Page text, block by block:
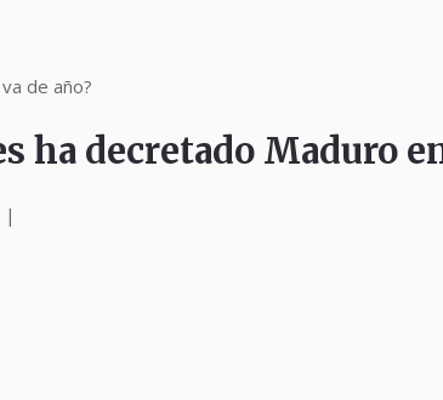
de año?
ha decretado Maduro
|